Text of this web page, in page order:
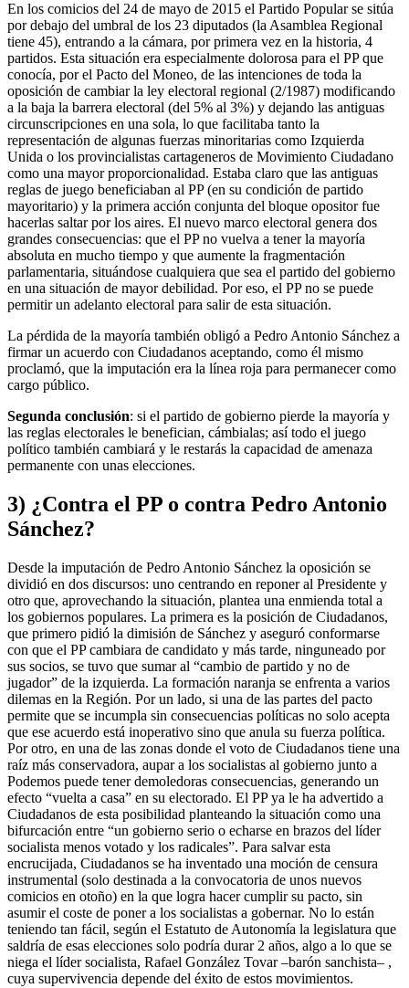
En los comicios del 24 de mayo de 2015 el Partido Popular se sitúa
por debajo del umbral de los 23 diputados (la Asamblea Regional
tiene 45), entrando a la cámara, por primera vez en la historia, 4
partidos. Esta situación era especialmente dolorosa para el PP que
conocía, por el Pacto del Moneo, de las intenciones de toda la
oposición de cambiar la ley electoral regional (2/1987) modificando
a la baja la barrera electoral (del 5% al 3%) y dejando las antiguas
circunscripciones en una sola, lo que facilitaba tanto la
representación de algunas fuerzas minoritarias como Izquierda
Unida o los provincialistas cartageneros de Movimiento Ciudadano
como una mayor proporcionalidad. Estaba claro que las antiguas
reglas de juego beneficiaban al PP (en su condición de partido
mayoritario) y la primera acción conjunta del bloque opositor fue
hacerlas saltar por los aires. El nuevo marco electoral genera dos
grandes consecuencias: que el PP no vuelva a tener la mayoría
absoluta en mucho tiempo y que aumente la fragmentación
parlamentaria, situándose cualquiera que sea el partido del gobierno
en una situación de mayor debilidad. Por eso, el PP no se puede
permitir un adelanto electoral para salir de esta situación.
La pérdida de la mayoría también obligó a Pedro Antonio Sánchez a
firmar un acuerdo con Ciudadanos aceptando, como él mismo
proclamó, que la imputación era la línea roja para permanecer como
cargo público.
Segunda conclusión: si el partido de gobierno pierde la mayoría y
las reglas electorales le benefician, cámbialas; así todo el juego
político también cambiará y le restarás la capacidad de amenaza
permanente con unas elecciones.
3) ¿Contra el PP o contra Pedro Antonio
Sánchez?
Desde la imputación de Pedro Antonio Sánchez la oposición se
dividió en dos discursos: uno centrando en reponer al Presidente y
otro que, aprovechando la situación, plantea una enmienda total a
los gobiernos populares. La primera es la posición de Ciudadanos,
que primero pidió la dimisión de Sánchez y aseguró conformarse
con que el PP cambiara de candidato y más tarde, ninguneado por
sus socios, se tuvo que sumar al “cambio de partido y no de
jugador” de la izquierda. La formación naranja se enfrenta a varios
dilemas en la Región. Por un lado, si una de las partes del pacto
permite que se incumpla sin consecuencias políticas no solo acepta
que ese acuerdo está inoperativo sino que anula su fuerza política.
Por otro, en una de las zonas donde el voto de Ciudadanos tiene una
raíz más conservadora, aupar a los socialistas al gobierno junto a
Podemos puede tener demoledoras consecuencias, generando un
efecto “vuelta a casa” en su electorado. El PP ya le ha advertido a
Ciudadanos de esta posibilidad planteando la situación como una
bifurcación entre “un gobierno serio o echarse en brazos del líder
socialista menos votado y los radicales”. Para salvar esta
encrucijada, Ciudadanos se ha inventado una moción de censura
instrumental (solo destinada a la convocatoria de unos nuevos
comicios en otoño) en la que logra hacer cumplir su pacto, sin
asumir el coste de poner a los socialistas a gobernar. No lo están
teniendo tan fácil, según el Estatuto de Autonomía la legislatura que
saldría de esas elecciones solo podría durar 2 años, algo a lo que se
niega el líder socialista, Rafael González Tovar –barón sanchista– ,
cuya supervivencia depende del éxito de estos movimientos.